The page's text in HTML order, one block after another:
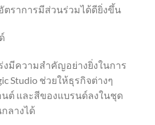
ตราการมีส่วนร่วมได้ดียิ่งขึ้น
มีความสำคัญอย่างยิ่งในการ
Studio ช่วยให้ธุรกิจต่างๆ
ต์ และสีของแบรนด์ลงในชุด
ลางได้